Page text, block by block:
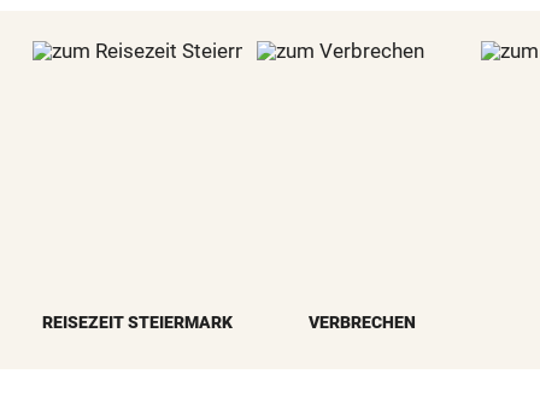
REISEZEIT STEIERMARK VERBRECHEN